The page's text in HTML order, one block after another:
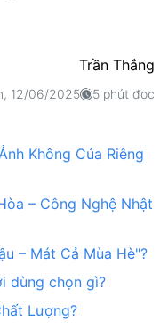
Trần Thắng
12/06/2025 5 phút đọc
Không Của Riêng
– Công Nghệ Nhật
– Mát Cả Mùa Hè"?
dùng chọn gì?
Lượng?